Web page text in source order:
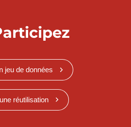
jeu de données
réutilisation